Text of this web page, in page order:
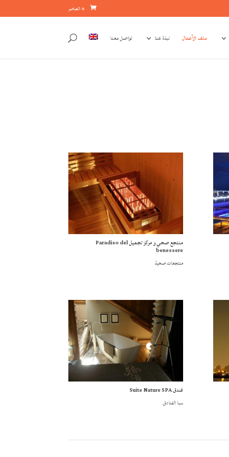
ملف الأعمال نبذة عنا تواصل معنا
منتجع صحي و مركز تجميل Paradiso del
benessere
منتجعات صحية
فندق Suite Nature SPA
سبا الفنادق